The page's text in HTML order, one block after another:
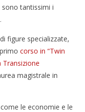
sono tantissimi i
figure specializzate,
primocorso in “Twin
Transizione
magistrale in
le economie e le